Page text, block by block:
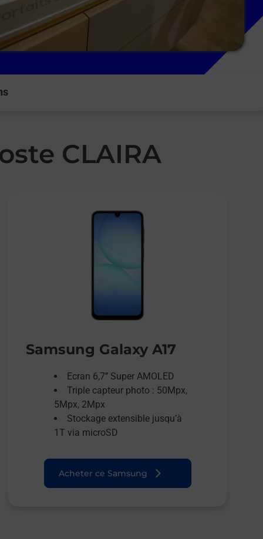
CLAIRA
Samsung Galaxy A17
Ecran 6,7’’ Super AMOLED
Triple capteur photo : 50Mpx,
5Mpx, 2Mpx
Stockage extensible jusqu’à
1T via microSD
Acheter ce Samsung